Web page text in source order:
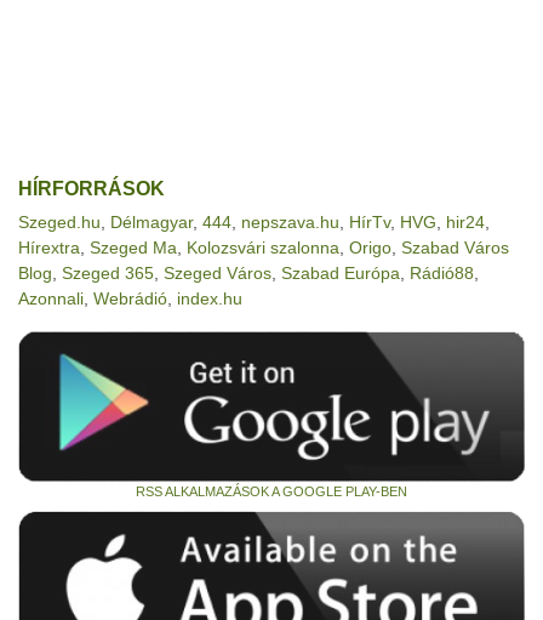
HÍRFORRÁSOK
Szeged.hu Délmagyar, 444 nepszava.hu HírTv, HVG hir24
Hírextra Szeged Ma Kolozsvári szalonna Origo Szabad Város
Blog Szeged 365 Szeged Város Szabad Európa Rádió88
Azonnali Webrádió index.hu
RSS ALKALMAZÁSOK A GOOGLE PLAY-BEN